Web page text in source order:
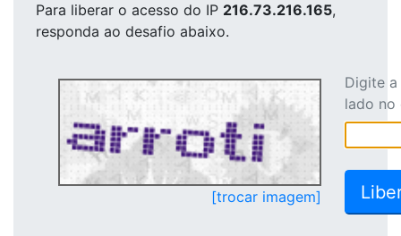
Para liberar o acesso do IP 216.73.216.165,
responda ao desafio abaixo.
[trocar imagem]
Digite
lado no